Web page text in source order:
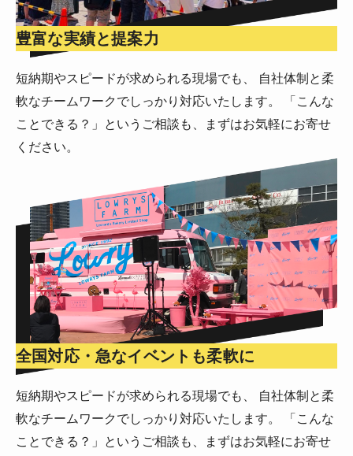
豊富な実績と提案力
短納期やスピードが求められる現場でも、 自社体制と柔
軟なチームワークでしっかり対応いたします。 「こんな
ことできる？」というご相談も、まずはお気軽にお寄せ
ください。
全国対応・急なイベントも柔軟に
短納期やスピードが求められる現場でも、 自社体制と柔
軟なチームワークでしっかり対応いたします。 「こんな
ことできる？」というご相談も、まずはお気軽にお寄せ